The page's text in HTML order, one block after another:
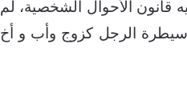
قانون الأحوال الشخصية، لم
سيطرة الرجل كزوج وأب و أخ